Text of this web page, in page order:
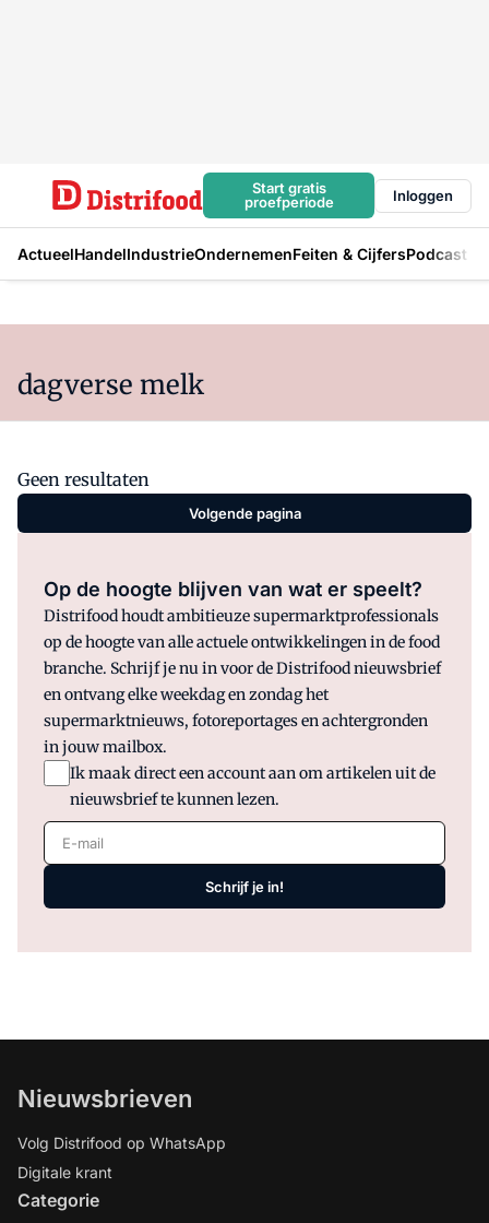
Start gratis
proefperiode
Inloggen
ActueelHandelIndustrieOndernemenFeiten & CijfersPodcast
dagverse melk
Geen resultaten
Volgende pagina
Op de hoogte blijven van wat er speelt?
Distrifood houdt ambitieuze supermarktprofessionals
op de hoogte van alle actuele ontwikkelingen in de food
branche. Schrijf je nu in voor de Distrifood nieuwsbrief
en ontvang elke weekdag en zondag het
supermarktnieuws, fotoreportages en achtergronden
in jouw mailbox.
Ik maak direct een account aan om artikelen uit de
nieuwsbrief te kunnen lezen.
E-mail
Schrijf je in!
Nieuwsbrieven
Volg Distrifood op WhatsApp
Digitale krant
Categorie